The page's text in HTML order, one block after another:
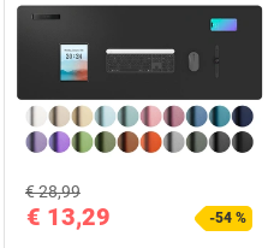
€ 13,29
€ 28,99
-54 %